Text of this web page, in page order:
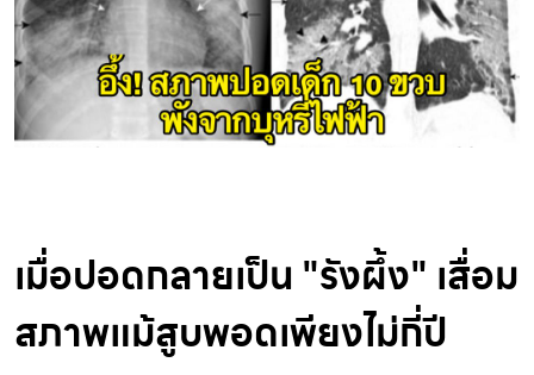
เมื่อปอดกลายเป็น "รังผึ้ง" เสื่อม
สภาพแม้สูบพอดเพียงไม่กี่ปี